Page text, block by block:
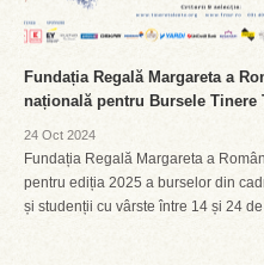
Fundația Regală Margareta a
națională pentru Bursele Tinere
24 Oct 2024
Fundația Regală Margareta a
pentru ediția 2025 a burselor din
și studenții cu vârste între 14 și 24